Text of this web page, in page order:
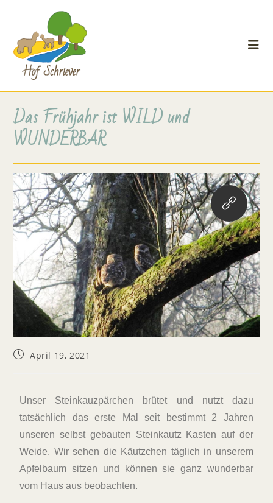
Das Frühjahr ist WILD und
WUNDERBAR
April 19, 2021
Unser Steinkauzpärchen brütet und nutzt dazu
tatsächlich das erste Mal seit bestimmt 2 Jahren
unseren selbst gebauten Steinkautz Kasten auf der
Weide. Wir sehen die Käutzchen täglich in unserem
Apfelbaum sitzen und können sie ganz wunderbar
vom Haus aus beobachten.